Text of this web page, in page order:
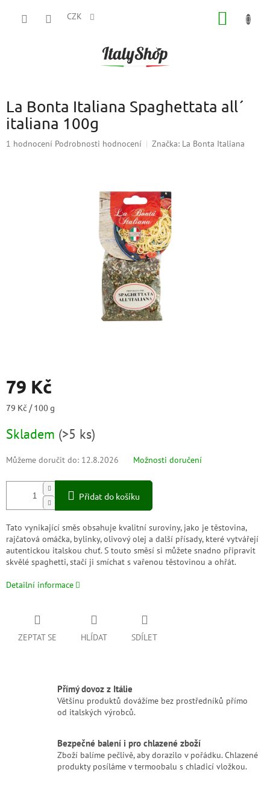
CZK
La Bonta Italiana Spaghettata all´
italiana 100g
Průměrné
1 hodnocení Podrobnosti hodnocení Značka: La Bonta Italiana
79 Kč
Měrná
79 Kč / 100 g
Skladem (>5 ks)
Můžeme doručit do: 12.8.2026 Možnosti doručení
Přidat do košíku
Tato vynikající směs obsahuje kvalitní suroviny, jako je těstovina,
rajčatová omáčka, bylinky, olivový olej a další přísady, které vytvářejí
autentickou italskou chuť. S touto směsí si můžete snadno připravit
skvělé spaghetti, stačí ji smíchat s vařenou těstovinou a ohřát.
Detailní informace
ZEPTAT SE HLÍDAT SDÍLET
Přímý dovoz z Itálie
Většinu produktů dovážíme bez prostředníků přímo
od italských výrobců.
Bezpečné balení i pro chlazené zboží
Zboží balíme pečlivě, aby dorazilo v pořádku. Chlazené
produkty posíláme v termoobalu s chladicí vložkou.